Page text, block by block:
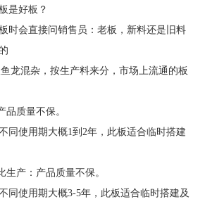
是好板？
时会直接问销售员：老板，新料还是旧料
龙混杂，按生产料来分，市场上流通的板
品质量不保。
同使用期大概1到2年，此板适合临时搭建
产：产品质量不保。
同使用期大概3-5年，此板适合临时搭建及